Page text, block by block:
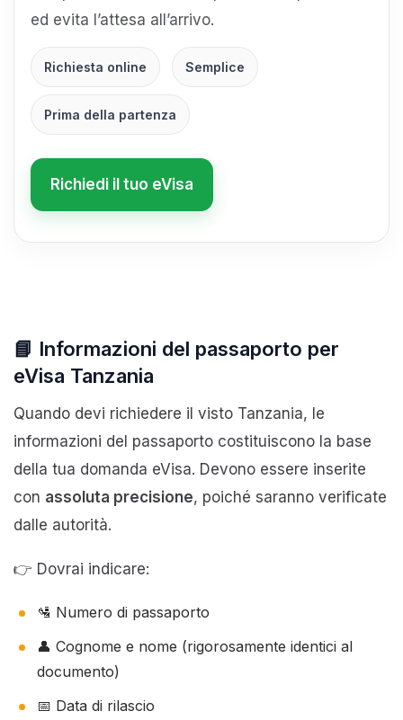
ed evita l’attesa all’arrivo.
Richiesta online Semplice
Prima della partenza
Richiedi il tuo eVisa
📘 Informazioni del passaporto per
eVisa Tanzania
Quando devi richiedere il visto Tanzania, le
informazioni del passaporto costituiscono la base
della tua domanda eVisa. Devono essere inserite
con assoluta precisione, poiché saranno verificate
dalle autorità.
👉 Dovrai indicare:
🛂 Numero di passaporto
👤 Cognome e nome (rigorosamente identici al
documento)
📅 Data di rilascio